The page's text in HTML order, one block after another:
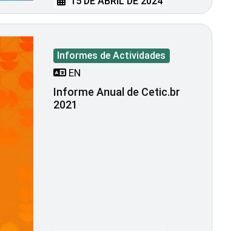
Informes de Actividades
EN
Informe Anual de Cetic.br
2021